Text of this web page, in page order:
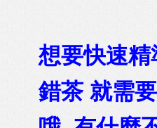
想要快速
錯茶 就需